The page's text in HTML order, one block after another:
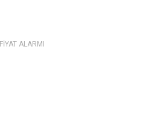
FİYAT ALARMI